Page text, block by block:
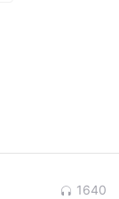
1640